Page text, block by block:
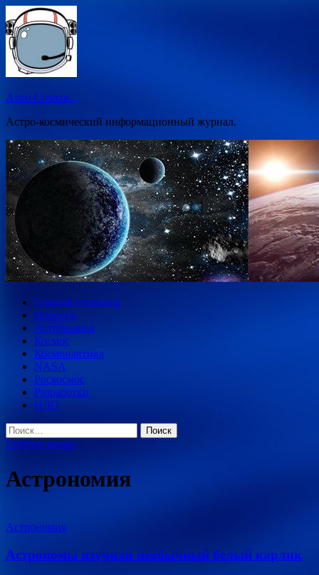
Перейти
к
содержимому
Astro-Cosmos.
Астро-космический информационный журнал.
Главная страница
Новости
Астрономия
Космос
Космонавтика
NASA
Роскосмос
Разработки
НЛО
Найти:
Главное меню
Астрономия
Астрономия
Астрономы изучили необычный белый карлик